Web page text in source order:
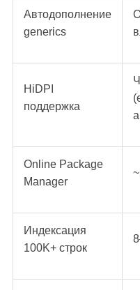
Автодополнение
generics
HiDPI
поддержка
Online Package
Manager
Индексация
100K+ строк